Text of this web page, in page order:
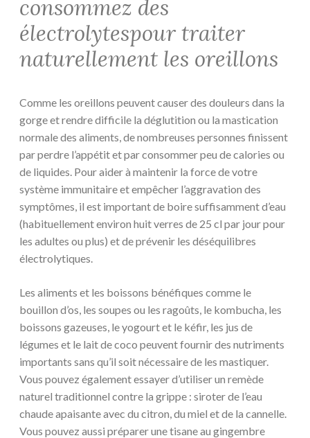
consommez des
électrolytespour traiter
naturellement les oreillons
Comme les oreillons peuvent causer des douleurs dans la
gorge et rendre difficile la déglutition ou la mastication
normale des aliments, de nombreuses personnes finissent
par perdre l’appétit et par consommer peu de calories ou
de liquides. Pour aider à maintenir la force de votre
système immunitaire et empêcher l’aggravation des
symptômes, il est important de boire suffisamment d’eau
(habituellement environ huit verres de 25 cl par jour pour
les adultes ou plus) et de prévenir les déséquilibres
électrolytiques.
Les aliments et les boissons bénéfiques comme le
bouillon d’os, les soupes ou les ragoûts, le kombucha, les
boissons gazeuses, le yogourt et le kéfir, les jus de
légumes et le lait de coco peuvent fournir des nutriments
importants sans qu’il soit nécessaire de les mastiquer.
Vous pouvez également essayer d’utiliser un remède
naturel traditionnel contre la grippe : siroter de l’eau
chaude apaisante avec du citron, du miel et de la cannelle.
Vous pouvez aussi préparer une tisane au gingembre